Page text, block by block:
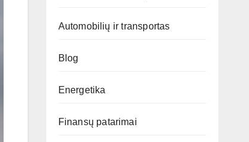
Automobilių ir transportas
Blog
Energetika
Finansų patarimai